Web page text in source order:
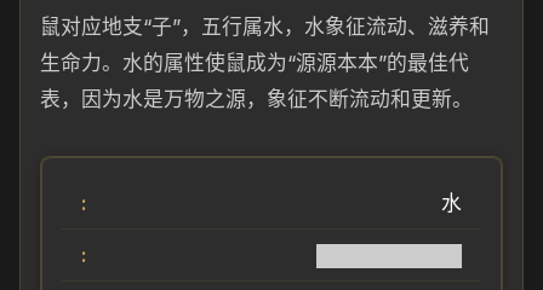
鼠对应地支“子”，五行属水，水象征流动、滋养和
生命力。水的属性使鼠成为“源源本本”的最佳代
表，因为水是万物之源，象征不断流动和更新。
水